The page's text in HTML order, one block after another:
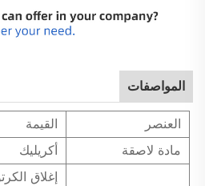
المواصفات
العنصر
القيمة
مادة لاصقة
أكريليك
إغلاق